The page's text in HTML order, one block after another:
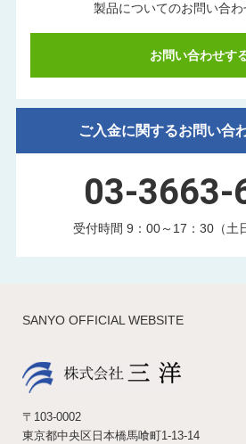
製品についてのお問い合わ
お問い合わせす
ご入金に関するお問い合
03-3663-
受付時間 9：00～17：30（土
SANYO OFFICIAL WEBSITE
〒103-0002
東京都中央区日本橋馬喰町1-13-14